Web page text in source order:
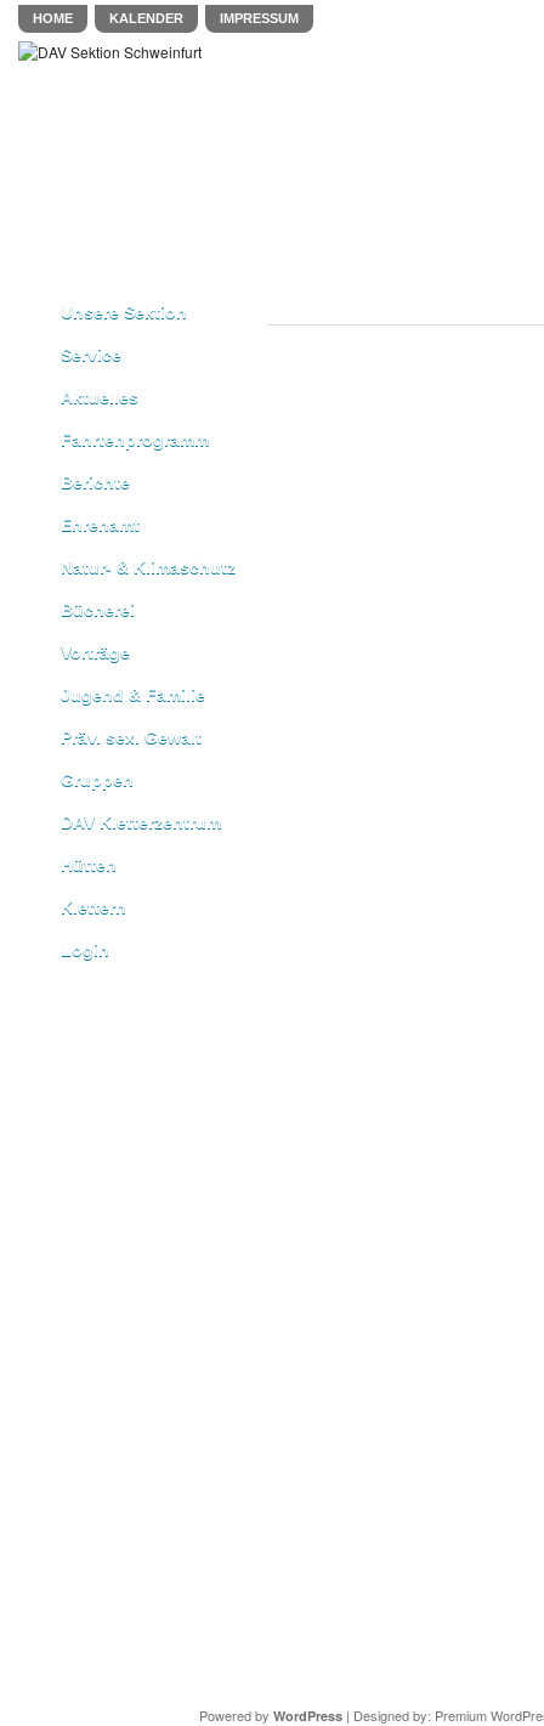
HOME KALENDER IMPRESSUM
Unsere Sektion
Service
Aktuelles
Fahrtenprogramm
Berichte
Ehrenamt
Natur- & Klimaschutz
Bücherei
Vorträge
Jugend & Familie
Präv. sex. Gewalt
Gruppen
DAV Kletterzentrum
Hütten
Klettern
Login
Powered by WordPress| Designed by: Premium